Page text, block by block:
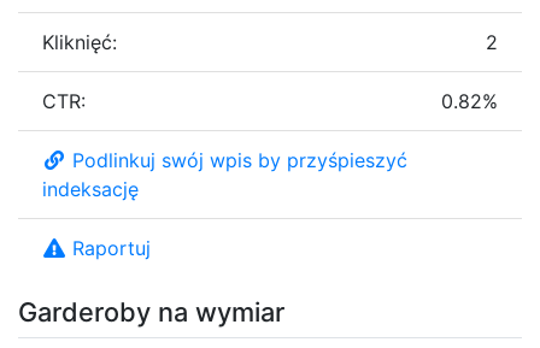
Garderoby na wymiar
Kliknięć: 2
CTR: 0.82%
Podlinkuj swój wpis by przyśpieszyć
indeksację
Raportuj